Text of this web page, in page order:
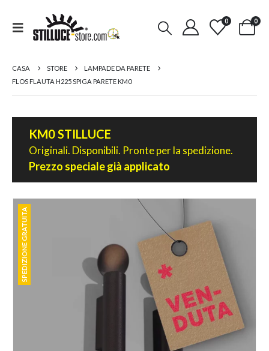
0 0
CASA STORE
LAMPADE DA PARETE
FLOS FLAUTA H225 SPIGA PARETE KM0
KM0 STILLUCE
Originali. Disponibili. Pronte per la spedizione.
Prezzo speciale già applicato
SPEDIZIONE GRATUITA
SPEDIZIONE GRATUITA